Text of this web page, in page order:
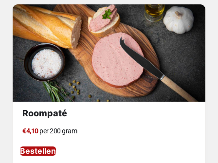
Roompaté
€4,10per 200 gram
Bestellen